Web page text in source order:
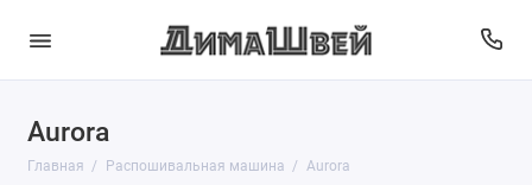
Aurora
Главная Распошивальная машина Aurora
Aurora